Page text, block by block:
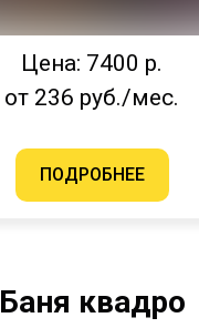
Цена: 7400 р.
от 236 руб./мес.
ПОДРОБНЕЕ
Баня квадро